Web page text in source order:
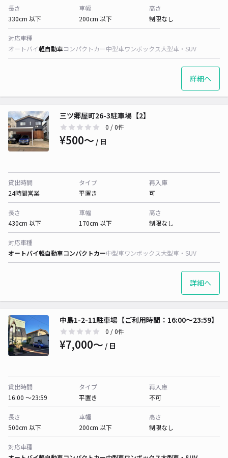
長さ
330cm 以下
車幅
200cm 以下
高さ
制限なし
対応車種
オートバイ軽自動車コンパクトカー中型車ワンボックス大型車・SUV
詳細へ
三ツ郷屋町26-3駐車場【2】
0 / 0件
¥500〜 / 日
貸出時間
24時間営業
タイプ
平置き
再入庫
可
長さ
430cm 以下
車幅
170cm 以下
高さ
制限なし
対応車種
オートバイ軽自動車コンパクトカー中型車ワンボックス大型車・SUV
詳細へ
中島1-2-11駐車場【ご利用時間：16:00～23:59】
0 / 0件
¥7,000〜 / 日
貸出時間
16:00 〜23:59
タイプ
平置き
再入庫
不可
長さ
500cm 以下
車幅
200cm 以下
高さ
制限なし
対応車種